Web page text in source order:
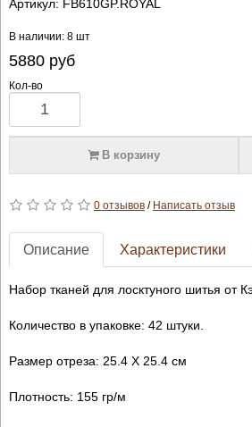
Артикул: FB610GP.ROYAL
В наличии: 8 шт
5880руб
Кол-во
В корзину
0 отзывов/ Написать отзыв
Описание Характеристики
Набор тканей для лосктуного шитья от
Количество в упаковке: 42 штуки.
Размер отреза: 25.4 Х 25.4 см
Плотность: 155 гр/м